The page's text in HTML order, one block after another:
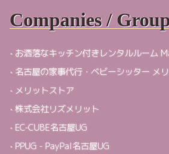
Companies /
お洒落なキッチン付きレンタルルーム
名古屋の家事代行・ベビーシッター メ
メリットストア
株式会社リズメリット
EC-CUBE名古屋UG
PPUG - PayPal名古屋UG